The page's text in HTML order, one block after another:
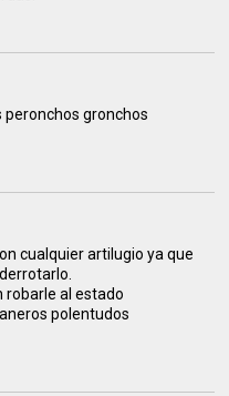
peronchos gronchos
cualquier artilugio ya que
robarle al estado
polentudos